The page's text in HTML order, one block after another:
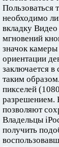
Пользоваться
необходимо
вкладку Видео
мгновений
значок камеры
ориентации
заключается
таким
пикселей
разрешением.
позволяют
Владельцы
получить